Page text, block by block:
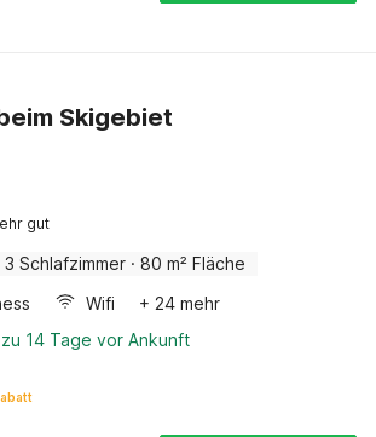
Skigebiet
gut
3 Schlafzimmer · 80 m² Fläche
Wifi
+ 24 mehr
14 Tage vor Ankunft